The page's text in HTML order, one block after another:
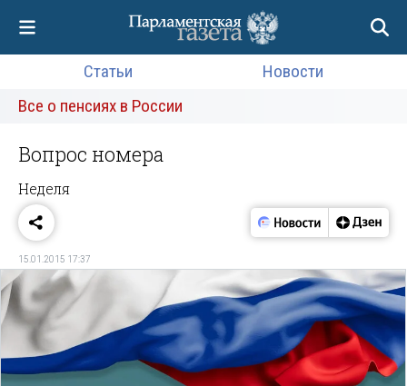
Статьи
Новости
Все о пенсиях в России
Вопрос номера
Неделя
15.01.2015 17:37